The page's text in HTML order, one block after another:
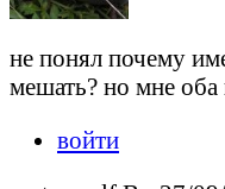
не понял почему
мешать? но мне
войти